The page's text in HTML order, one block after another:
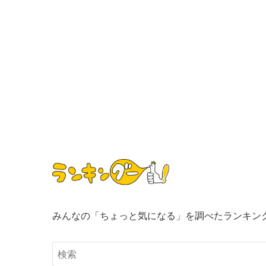
みんなの「ちょっと気になる」を調べたランキン